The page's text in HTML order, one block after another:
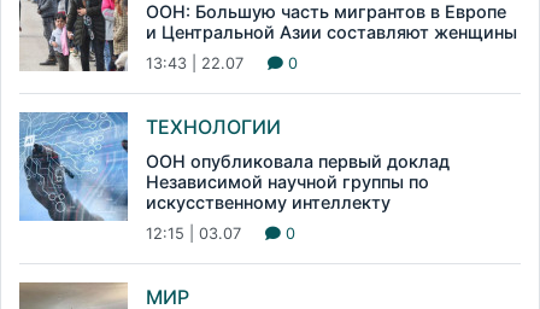
ООН: Большую часть мигрантов в Европе
и Центральной Азии составляют женщины
13:43 | 22.07 0
ТЕХНОЛОГИИ
ООН опубликовала первый доклад
Независимой научной группы по
искусственному интеллекту
12:15 | 03.07 0
МИР